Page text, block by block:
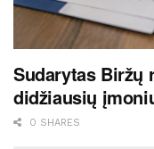
Sudarytas Biržų
didžiausių
0 SHARES